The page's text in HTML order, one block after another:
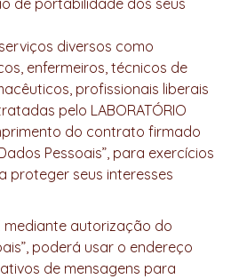
diversos como
enfermeiros, técnicos de
profissionais liberais
pelo LABORATÓRIO
do contrato firmado
Pessoais”, para exercícios
proteger seus interesses
mediante autorização do
poderá usar o endereço
de mensagens para